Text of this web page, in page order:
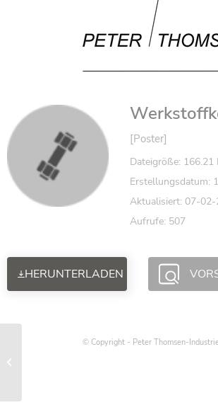
[Poster]
Dateigröße: 166.21
Erstellungsdatum:
Aktualisiert: 07-
Aufrufe: 507
HERUNTERLADEN
© Copyright - Peter Thomsen-
Übersicht der Normen und Formen